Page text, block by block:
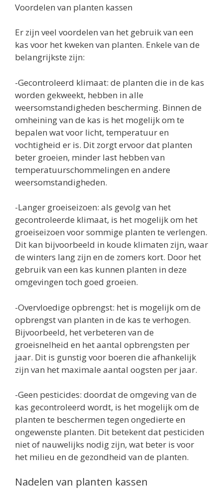
Voordelen van planten kassen
Er zijn veel voordelen van het gebruik van een
kas voor het kweken van planten. Enkele van de
belangrijkste zijn:
-Gecontroleerd klimaat: de planten die in de kas
worden gekweekt, hebben in alle
weersomstandigheden bescherming. Binnen de
omheining van de kas is het mogelijk om te
bepalen wat voor licht, temperatuur en
vochtigheid er is. Dit zorgt ervoor dat planten
beter groeien, minder last hebben van
temperatuurschommelingen en andere
weersomstandigheden.
-Langer groeiseizoen: als gevolg van het
gecontroleerde klimaat, is het mogelijk om het
groeiseizoen voor sommige planten te verlengen.
Dit kan bijvoorbeeld in koude klimaten zijn, waar
de winters lang zijn en de zomers kort. Door het
gebruik van een kas kunnen planten in deze
omgevingen toch goed groeien.
-Overvloedige opbrengst: het is mogelijk om de
opbrengst van planten in de kas te verhogen.
Bijvoorbeeld, het verbeteren van de
groeisnelheid en het aantal opbrengsten per
jaar. Dit is gunstig voor boeren die afhankelijk
zijn van het maximale aantal oogsten per jaar.
-Geen pesticides: doordat de omgeving van de
kas gecontroleerd wordt, is het mogelijk om de
planten te beschermen tegen ongedierte en
ongewenste planten. Dit betekent dat pesticiden
niet of nauwelijks nodig zijn, wat beter is voor
het milieu en de gezondheid van de planten.
Nadelen van planten kassen